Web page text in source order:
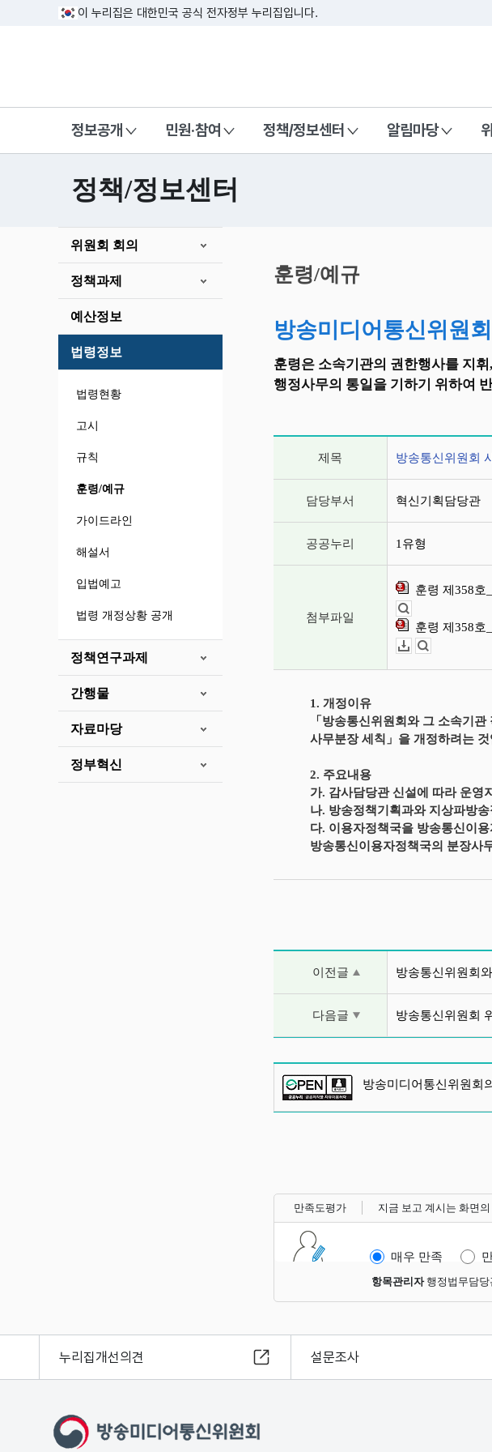
이 누리집은 대한민국 공식 전자정부 누리집입니다.
정보공개 민원·참여 정책/정보센터 알림마당
정책/정보센터
위원회 회의
정책과제
예산정보
법령정보
법령현황
고시
규칙
훈령/예규
가이드라인
해설서
입법예고
법령 개정상황 공개
정책연구과제
간행물
자료마당
정부혁신
시
작
훈령/예규
방송미디어통신위원회
훈령은 소속기관의 권한행사를 지
행정사무의 통일을 기하기 위하여
제목 방송통신위원회
담당부서 혁신기획담당관
공공누리 1유형
첨부파일
훈령 제358호
훈령 제358호
1. 개정이유
「방송통신위원회와 그 소속기
사무분장 세칙」을 개정하려는 것
2. 주요내용
가. 감사담당관 신설에 따라 운영
나. 방송정책기획과와 지상파방
다. 이용자정책국을 방송통신이
방송통신이용자정책국의 분장사
이전글 방송통신위원회
다음글 방송통신위원회
방송미디어통신위원회
만족도평가 지금 보고 계시는 화면
매우 만족
항목관리자행정법무담당
누리집개선의견 설문조사